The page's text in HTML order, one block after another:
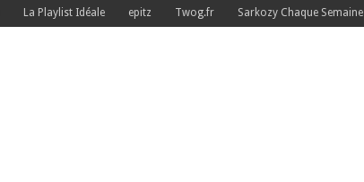
La Playlist Idéale epitz Twog.fr Sarkozy Chaque Semaine